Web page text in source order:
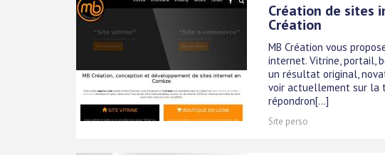
Création de sites
Création
MB Création vous
internet. Vitrine, portail,
un résultat original,
voir actuellement sur la
répondron[...]
Site perso